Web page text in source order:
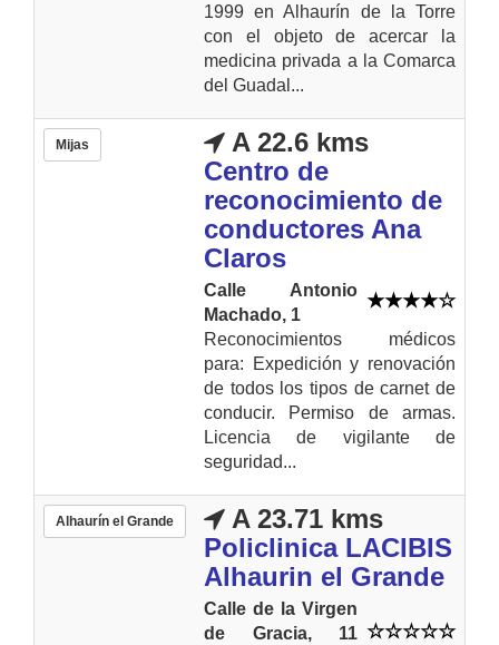
1999 en Alhaurín de la Torre
con el objeto de acercar la
medicina privada a la Comarca
del Guadal...
Mijas
A 22.6 kms
Centro de
reconocimiento de
conductores Ana
Claros
Calle Antonio
Machado, 1
Reconocimientos médicos
para: Expedición y renovación
de todos los tipos de carnet de
conducir. Permiso de armas.
Licencia de vigilante de
seguridad...
Alhaurín el Grande
A 23.71 kms
Policlinica LACIBIS
Alhaurin el Grande
Calle de la Virgen
de Gracia, 11